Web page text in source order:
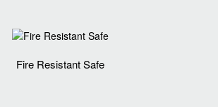
Fire Resistant Safe